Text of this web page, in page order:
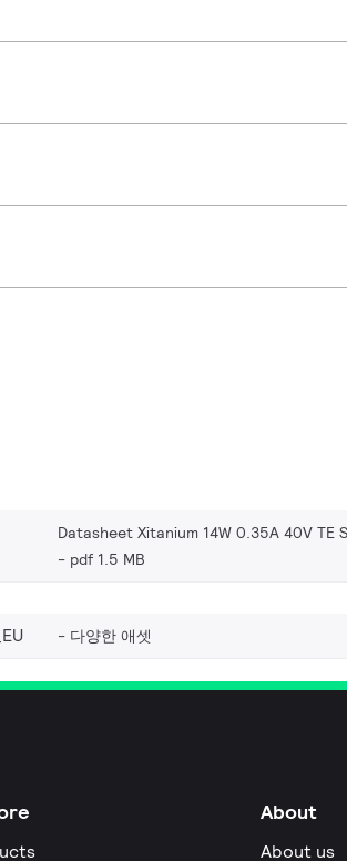
Datasheet Xitanium 14W 0.35A 40V TE
pdf 1.5 MB
다양한 애셋
About
About us